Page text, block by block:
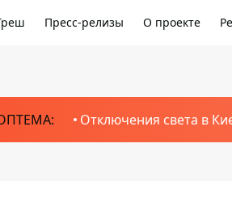
Пресс-релизы О проекте
Отключения света в